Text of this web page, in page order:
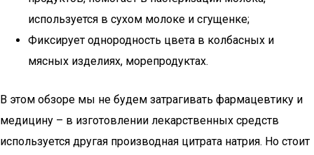
используется в сухом молоке и сгущенке;
Фиксирует однородность цвета в колбасных и
мясных изделиях, морепродуктах.
В этом обзоре мы не будем затрагивать фармацевтику и
медицину – в изготовлении лекарственных средств
используется другая производная цитрата натрия. Но стоит